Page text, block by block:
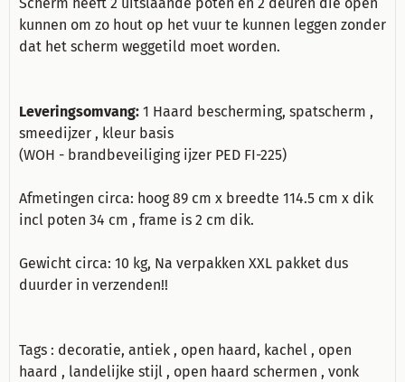
kunnen om zo hout op het vuur te kunnen leggen zonder
dat het scherm weggetild moet worden.
Leveringsomvang: 1 Haard bescherming, spatscherm ,
smeedijzer , kleur basis
(WOH - brandbeveiliging ijzer PED FI-225)
Afmetingen circa: hoog 89 cm x breedte 114.5 cm x dik
incl poten 34 cm , frame is 2 cm dik.
Gewicht circa: 10 kg, Na verpakken XXL pakket dus
duurder in verzenden!!
Tags : decoratie, antiek , open haard, kachel , open
haard , landelijke stijl , open haard schermen , vonk